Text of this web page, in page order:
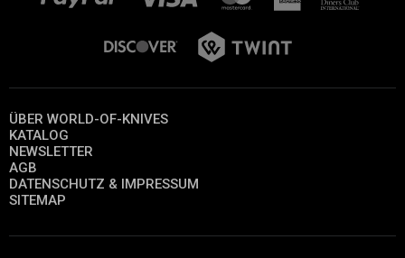
ÜBER WORLD-OF-KNIVES
KATALOG
NEWSLETTER
AGB
DATENSCHUTZ & IMPRESSUM
SITEMAP